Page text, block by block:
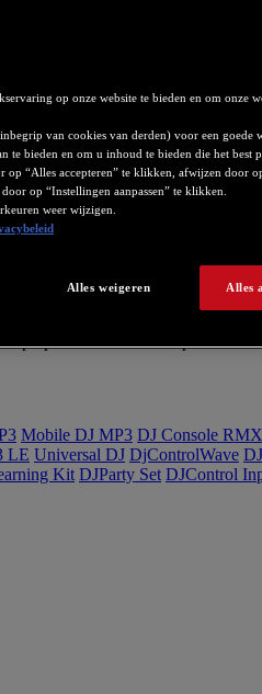
van een USB-stick.
eerst de bestanden van de
op optimale kwaliteit afspelen.
Mobile DJ MP3 DJ Console RMX
LE Universal DJ DjControlWave
Kit DJParty Set DJControl
op onze website te bieden en om onze
van cookies van derden) voor een goede
te bieden en om u inhoud te bieden die het best
op “Alles accepteren” te klikken, afwijzen door
op “Instellingen aanpassen” te klikken.
weer wijzigen.
Alles weigeren Alles